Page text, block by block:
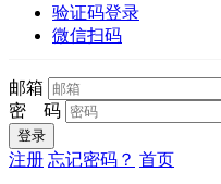
验证码登录
微信扫码
邮箱
密 码
注册 忘记密码？ 首页